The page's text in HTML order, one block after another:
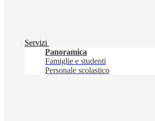
Servizi
Panoramica
Famiglie e studenti
Personale scolastico